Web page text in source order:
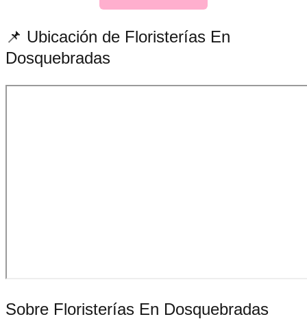
📌 Ubicación de Floristerías En
Dosquebradas
Sobre Floristerías En Dosquebradas